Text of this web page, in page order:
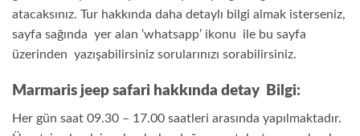
atacaksınız. Tur hakkında daha detaylı bilgi almak isterseniz,
sayfa sağında yer alan ‘whatsapp’ ikonu ile bu sayfa
üzerinden yazışabilirsiniz sorularınızı sorabilirsiniz.
Marmaris jeep safari hakkında detay Bilgi:
Her gün saat 09.30 – 17.00 saatleri arasında yapılmaktadır.